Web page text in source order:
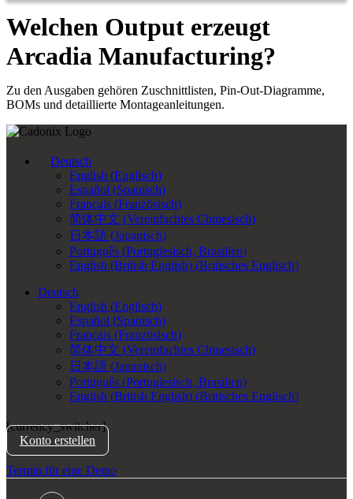
Welchen Output erzeugt
Arcadia Manufacturing?
Zu den Ausgaben gehören Zuschnittlisten, Pin-Out-Diagramme,
BOMs und detaillierte Montageanleitungen.
Deutsch
English (Englisch)
Español (Spanisch)
Français (Französisch)
简体中文 (Vereinfachtes Chinesisch)
日本語 (Japanisch)
Português (Portugiesisch, Brasilien)
English (British English) (Britisches Englisch)
Deutsch
English (Englisch)
Español (Spanisch)
Français (Französisch)
简体中文 (Vereinfachtes Chinesisch)
日本語 (Japanisch)
Português (Portugiesisch, Brasilien)
English (British English) (Britisches Englisch)
[currency_switcher]
Konto erstellen
Termin für eine Demo